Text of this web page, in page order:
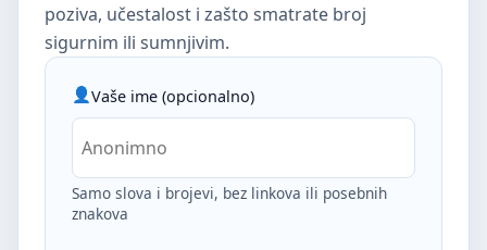
poziva, učestalost i zašto smatrate broj
sigurnim ili sumnjivim.
Vaše ime (opcionalno)
Samo slova i brojevi, bez linkova ili posebnih
znakova